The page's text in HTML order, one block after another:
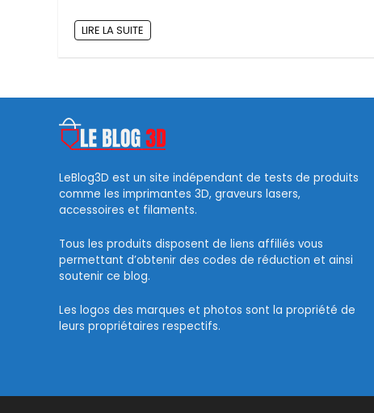
LIRE LA SUITE
LeBlog3D est un site indépendant de tests de produits
comme les imprimantes 3D, graveurs lasers,
accessoires et filaments.
Tous les produits disposent de liens affiliés vous
permettant d’obtenir des codes de réduction et ainsi
soutenir ce blog.
Les logos des marques et photos sont la propriété de
leurs propriétaires respectifs.